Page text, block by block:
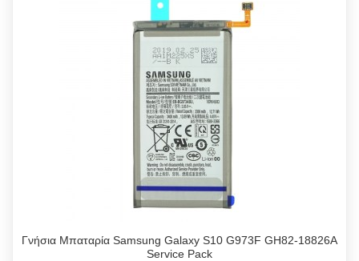
Γνήσια Μπαταρία Samsung Galaxy S10 G973F GH82-18826A
Service Pack